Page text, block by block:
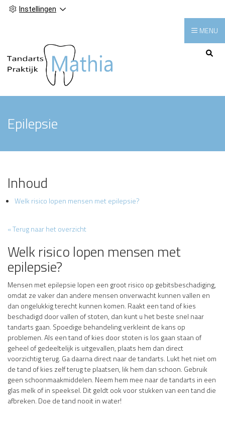
Instellingen
Hoofdmenu
MENU
Epilepsie
Inhoud
Welk risico lopen mensen met epilepsie?
« Terug naar het overzicht
Welk risico lopen mensen met
epilepsie?
Mensen met epilepsie lopen een groot risico op gebitsbeschadiging,
omdat ze vaker dan andere mensen onverwacht kunnen vallen en
dan ongelukkig terecht kunnen komen. Raakt een tand of kies
beschadigd door vallen of stoten, dan kunt u het beste snel naar
tandarts gaan. Spoedige behandeling verkleint de kans op
problemen. Als een tand of kies door stoten is los gaan staan of
geheel of gedeeltelijk is uitgevallen, plaats hem dan direct
voorzichtig terug. Ga daarna direct naar de tandarts. Lukt het niet om
de tand of kies zelf terug te plaatsen, lik hem dan schoon. Gebruik
geen schoonmaakmiddelen. Neem hem mee naar de tandarts in een
glas melk of in speeksel. Dit geldt ook voor stukken van een tand die
afbreken. Doe de tand nooit in water!